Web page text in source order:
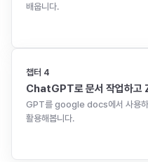
배웁니다.
챕터 4
ChatGPT로 문서 작업하고
GPT를 google docs에서 사용하
활용해봅니다.